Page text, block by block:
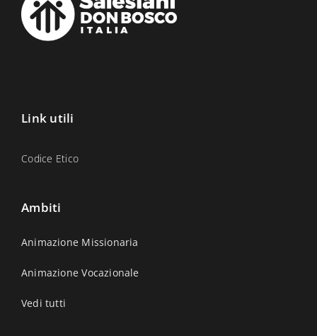
Link utili
Codice Etico
Ambiti
Animazione Missionaria
Animazione Vocazionale
Vedi tutti